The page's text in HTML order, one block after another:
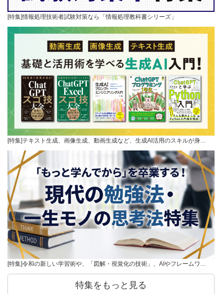
[特集]情報処理技術者試験対策なら「情報処理教科書シリーズ」
[特集]テキスト生成、画像生成、動画生成など、生成AI活用のスキルが身…
[特集]令和の新しい学習術や、「図解・視覚化の技術」、AIやフレームワ…
特集をもっと見る